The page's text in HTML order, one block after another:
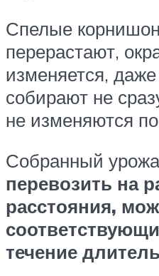
Спелые
перерастают,
изменяется,
собирают не
не изменяются
Собранный
перевозить на
расстояния,
течение